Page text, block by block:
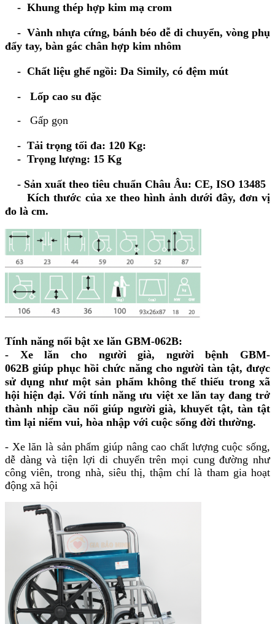
- Khung thép hợp kim mạ crom
- Vành nhựa cứng, bánh béo dễ di chuyển, vòng phụ
đẩy tay, bàn gác chân hợp kim nhôm
- Chất liệu ghế ngồi: Da Simily, có đệm mút
- Lốp cao su đặc
- Gấp gọn
- Tải trọng tối đa: 120 Kg:
- Trọng lượng: 15 Kg
- Sản xuất theo tiêu chuẩn Châu Âu: CE, ISO 13485
Kích thước của xe theo hình ảnh dưới đây, đơn vị
đo là cm.
Tính năng nổi bật xe lăn GBM-062B:
- Xe lăn cho người già, người bệnh GBM-
062B giúp phục hồi chức năng cho người tàn tật, được
sử dụng như một sản phẩm không thể thiếu trong xã
hội hiện đại. Với tính năng ưu việt xe lăn tay đang trở
thành nhịp cầu nối giúp người già, khuyết tật, tàn tật
tìm lại niểm vui, hòa nhập với cuộc sống đời thường.
- Xe lăn là sản phẩm giúp nâng cao chất lượng cuộc sống,
dễ dàng và tiện lợi di chuyển trên mọi cung đường như
công viên, trong nhà, siêu thị, thậm chí là tham gia hoạt
động xã hội